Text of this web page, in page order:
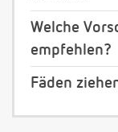
Welche
empfehlen?
Fäden